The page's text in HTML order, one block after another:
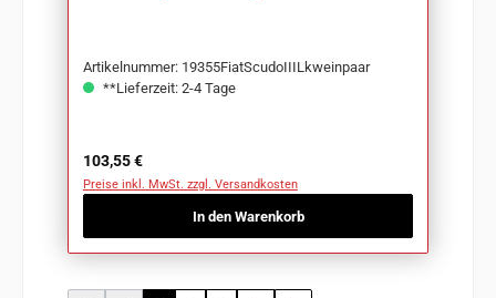
Artikelnummer: 19355FiatScudoIIILkweinpaar
**Lieferzeit: 2-4 Tage
Regulärer Preis:
103,55 €
Preise inkl. MwSt. zzgl. Versandkosten
In den Warenkorb